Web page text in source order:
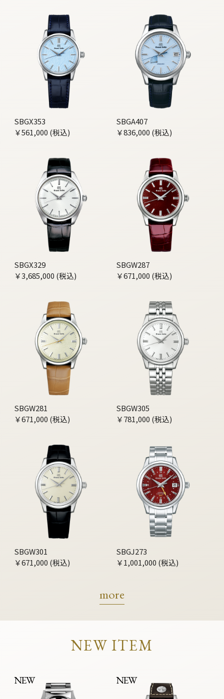
SBGX353
￥561,000 (税込)
SBGA407
￥836,000 (税込)
SBGX329
￥3,685,000 (税込)
SBGW287
￥671,000 (税込)
SBGW281
￥671,000 (税込)
SBGW305
￥781,000 (税込)
SBGW301
￥671,000 (税込)
SBGJ273
￥1,001,000 (税込)
more
NEW ITEM
NEW NEW